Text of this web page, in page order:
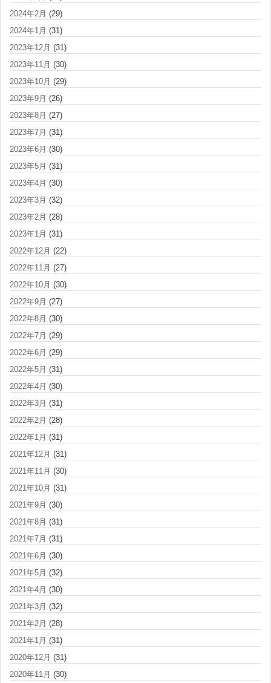
2024年2月 (29)
2024年1月 (31)
2023年12月 (31)
2023年11月 (30)
2023年10月 (29)
2023年9月 (26)
2023年8月 (27)
2023年7月 (31)
2023年6月 (30)
2023年5月 (31)
2023年4月 (30)
2023年3月 (32)
2023年2月 (28)
2023年1月 (31)
2022年12月 (22)
2022年11月 (27)
2022年10月 (30)
2022年9月 (27)
2022年8月 (30)
2022年7月 (29)
2022年6月 (29)
2022年5月 (31)
2022年4月 (30)
2022年3月 (31)
2022年2月 (28)
2022年1月 (31)
2021年12月 (31)
2021年11月 (30)
2021年10月 (31)
2021年9月 (30)
2021年8月 (31)
2021年7月 (31)
2021年6月 (30)
2021年5月 (32)
2021年4月 (30)
2021年3月 (32)
2021年2月 (28)
2021年1月 (31)
2020年12月 (31)
2020年11月 (30)